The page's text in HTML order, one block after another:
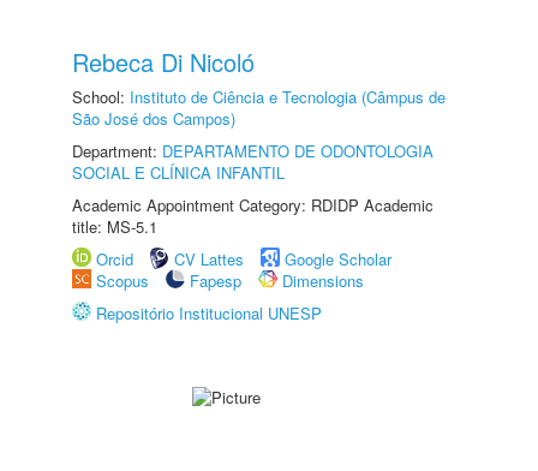
Rebeca Di Nicoló
School: Instituto de Ciência e Tecnologia (Câmpus de
São José dos Campos)
Department: DEPARTAMENTO DE ODONTOLOGIA
SOCIAL E CLÍNICA INFANTIL
Academic Appointment Category: RDIDP Academic
title: MS-5.1
Orcid
CV Lattes
Google Scholar
Scopus
Fapesp
Dimensions
Repositório Institucional UNESP